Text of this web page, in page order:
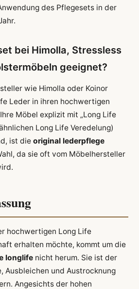
des Pflegesets in der
bei Himolla, Stressless
geeignet?
wie Himolla oder Koinor
Leder in ihren hochwertigen
Möbel explizit mit „Long Life
Long Life Veredelung)
ist die original lederpflege
da sie oft vom Möbelhersteller
hochwertigen Long Life
erhalten möchte, kommt um die
longlifenicht herum. Sie ist der
Ausbleichen und Austrocknung
Angesichts der hohen